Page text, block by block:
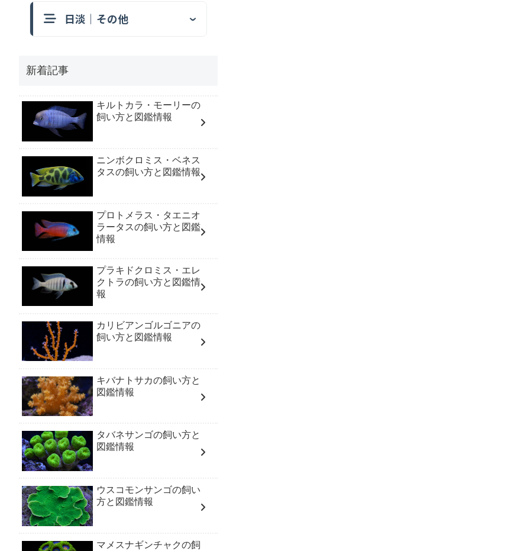
日淡｜その他
新着記事
キルトカラ・モーリーの
飼い方と図鑑情報
ニンボクロミス・ベネス
タスの飼い方と図鑑情報
プロトメラス・タエニオ
ラータスの飼い方と図鑑
情報
プラキドクロミス・エレ
クトラの飼い方と図鑑情
報
カリビアンゴルゴニアの
飼い方と図鑑情報
キバナトサカの飼い方と
図鑑情報
タバネサンゴの飼い方と
図鑑情報
ウスコモンサンゴの飼い
方と図鑑情報
マメスナギンチャクの飼